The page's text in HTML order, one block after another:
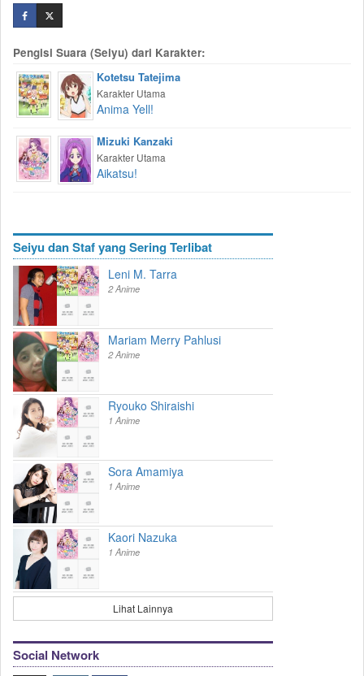
Pengisi Suara (Seiyu) dari Karakter:
Kotetsu Tatejima
Karakter Utama
Anima Yell!
Mizuki Kanzaki
Karakter Utama
Aikatsu!
Seiyu dan Staf yang Sering Terlibat
Leni M. Tarra
2 Anime
Mariam Merry Pahlusi
2 Anime
Ryouko Shiraishi
1 Anime
Sora Amamiya
1 Anime
Kaori Nazuka
1 Anime
Lihat Lainnya
Social Network